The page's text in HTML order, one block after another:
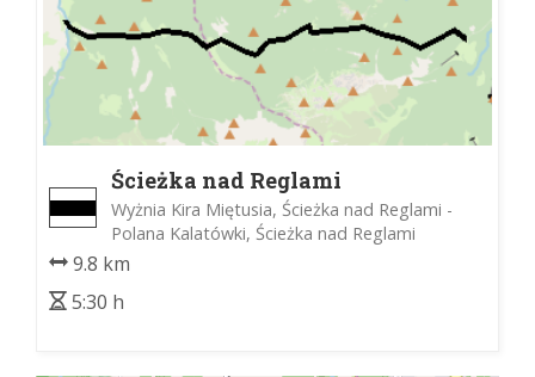
Ścieżka nad Reglami
Wyżnia Kira Miętusia, Ścieżka nad Reglami -
Polana Kalatówki, Ścieżka nad Reglami
9.8 km
5:30 h